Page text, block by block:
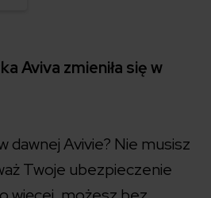
Aviva zmieniła się w
dawnej Avivie? Nie musisz
Twoje ubezpieczenie